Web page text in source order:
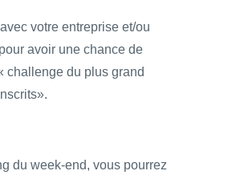
votre entreprise et/ou
avoir une chance de
challenge du plus grand
du week-end, vous pourrez